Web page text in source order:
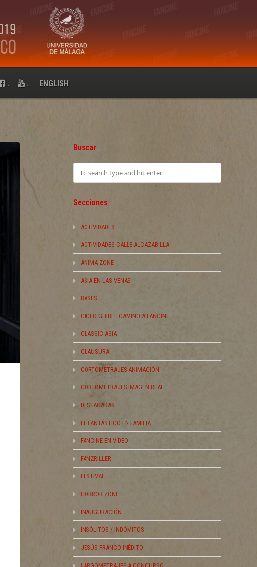
. . ENGLISH
Buscar
Secciones
ACTIVIDADES
ACTIVIDADES CALLE ALCAZABILLA
ÁNIMA ZONE
ASIA EN LAS VENAS
BASES
CICLO GHIBLI: CAMINO A FANCINE
CLASSIC ASIA
CLAUSURA
CORTOMETRAJES ANIMACIÓN
CORTOMETRAJES IMAGEN REAL
DESTACADAS
EL FANTÁSTICO EN FAMILIA
FANCINE EN VÍDEO
FANZRILLER
FESTIVAL
HORROR ZONE
INAUGURACIÓN
INSÓLITOS / INDÓMITOS
JESÚS FRANCO INÉDITO
LARGOMETRAJES A CONCURSO